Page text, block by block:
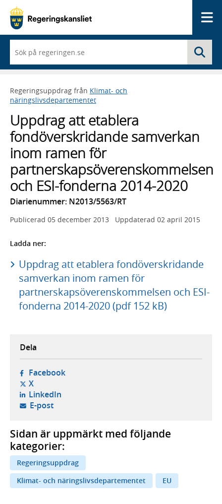
du
börjar
skriva
framträder
en
med
sökförslag
Regeringsuppdrag från Klimat- och
näringslivsdepartementet
Uppdrag att etablera
fondöverskridande samverkan
inom ramen för
partnerskapsöverenskommelsen
och ESI-fonderna 2014-2020
Diarienummer: N2013/5563/RT
Publicerad 05 december 2013 Uppdaterad 02 april 2015
Ladda ner:
Uppdrag att etablera fondöverskridande
samverkan inom ramen för
partnerskapsöverenskommelsen och ESI-
fonderna 2014-2020 (pdf 152 kB)
Dela
Facebook- öppnas i ny flik, extern webbplats,
X- öppnas i ny flik, extern webbplats,
LinkedIn- öppnas i ny flik, extern webbplats,
E-post- öppnar din e-postklient,
Sidan är uppmärkt med följande
kategorier:
Regeringsuppdrag
Klimat- och näringslivsdepartementet
EU